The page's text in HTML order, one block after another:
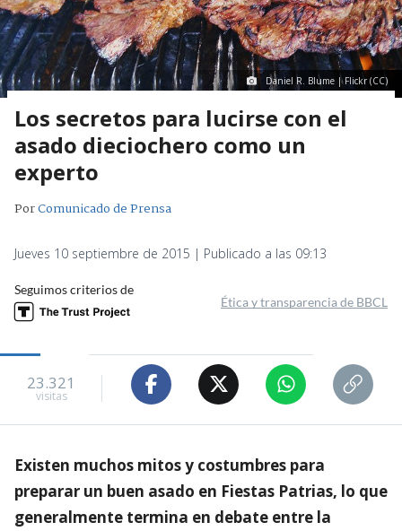
Daniel R. Blume | Flickr (CC)
Los secretos para lucirse con el
asado dieciochero como un
experto
PorComunicado de Prensa
Jueves 10 septiembre de 2015 | Publicado a las 09:13
Seguimos criterios de
Ética y transparencia de BBCL
23.321
visitas
Existen muchos mitos y costumbres para
preparar un buen asado en Fiestas Patrias, lo que
generalmente termina en debate entre la